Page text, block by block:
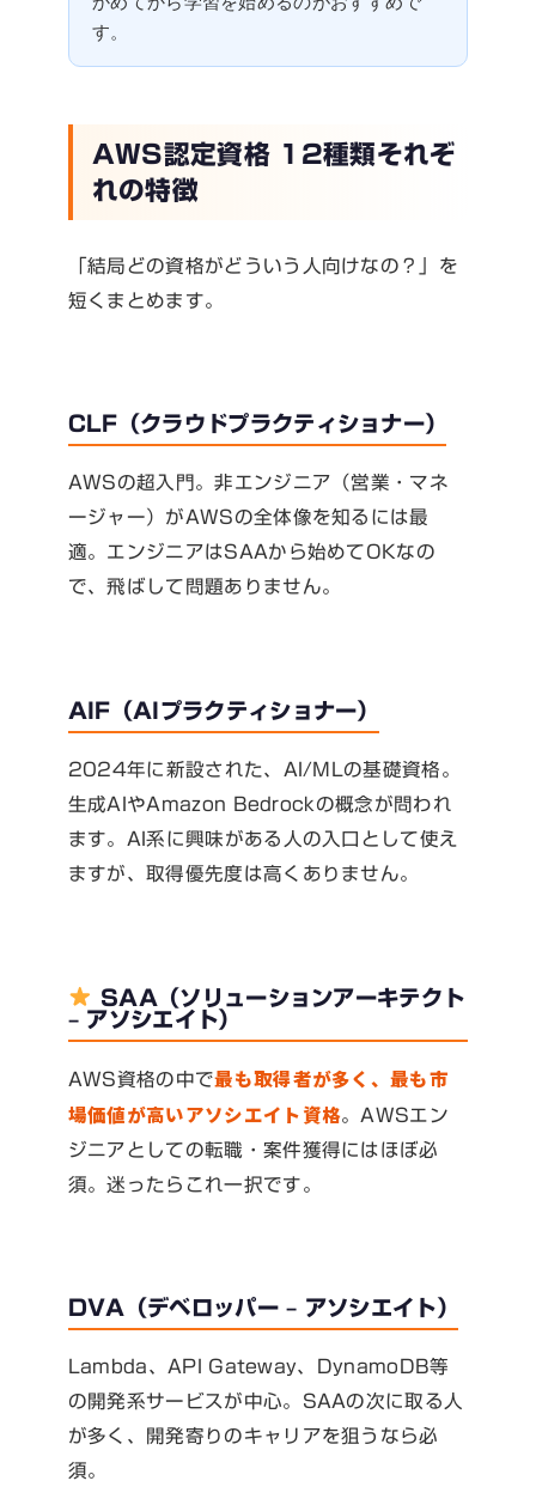
す。
AWS認定資格 12種類それぞ
れの特徴
「結局どの資格がどういう人向けなの？」を
短くまとめます。
CLF（クラウドプラクティショナー）
AWSの超入門。非エンジニア（営業・マネ
ージャー）がAWSの全体像を知るには最
適。エンジニアはSAAから始めてOKなの
で、飛ばして問題ありません。
AIF（AIプラクティショナー）
2024年に新設された、AI/MLの基礎資格。
生成AIやAmazon Bedrockの概念が問われ
ます。AI系に興味がある人の入口として使え
ますが、取得優先度は高くありません。
SAA（ソリューションアーキテクト
– アソシエイト）
AWS資格の中で最も取得者が多く、最も市
場価値が高いアソシエイト資格。AWSエン
ジニアとしての転職・案件獲得にはほぼ必
須。迷ったらこれ一択です。
DVA（デベロッパー – アソシエイト）
Lambda、API Gateway、DynamoDB等
の開発系サービスが中心。SAAの次に取る人
が多く、開発寄りのキャリアを狙うなら必
須。